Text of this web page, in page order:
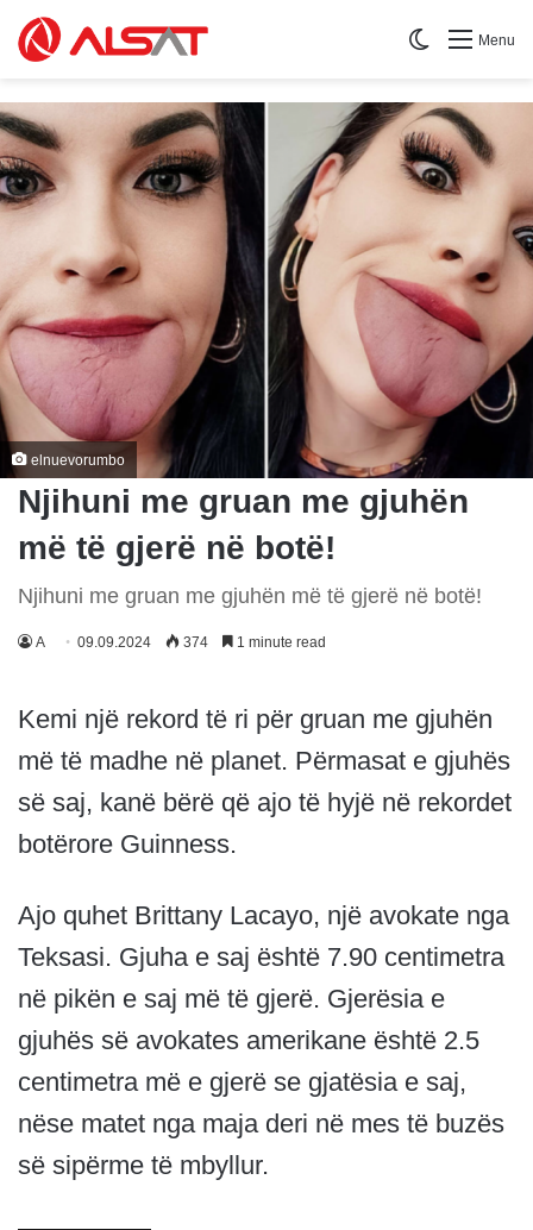
Menu
Switch skin
elnuevorumbo
Njihuni me gruan me gjuhën
më të gjerë në botë!
Njihuni me gruan me gjuhën më të gjerë në botë!
A 09.09.2024 374 1 minute read
Kemi një rekord të ri për gruan me gjuhën
më të madhe në planet. Përmasat e gjuhës
së saj, kanë bërë që ajo të hyjë në rekordet
botërore Guinness.
Ajo quhet Brittany Lacayo, një avokate nga
Teksasi. Gjuha e saj është 7.90 centimetra
në pikën e saj më të gjerë. Gjerësia e
gjuhës së avokates amerikane është 2.5
centimetra më e gjerë se gjatësia e saj,
nëse matet nga maja deri në mes të buzës
së sipërme të mbyllur.